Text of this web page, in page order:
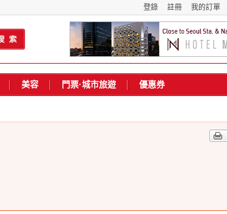
我的訂單
註冊
登錄
美容 門票·城市旅遊 優惠券